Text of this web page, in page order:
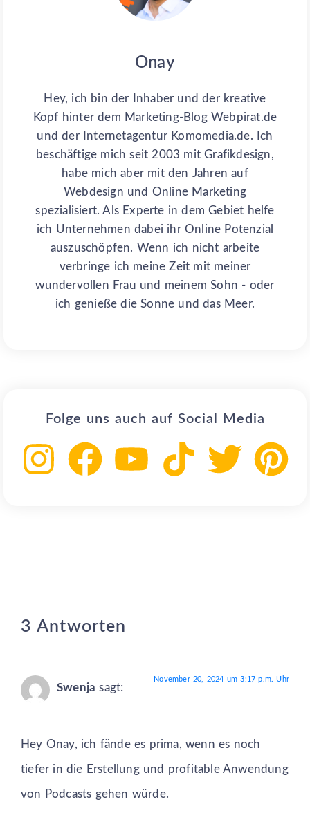
Onay
Hey, ich bin der Inhaber und der kreative
Kopf hinter dem Marketing-Blog Webpirat.de
und der Internetagentur Komomedia.de. Ich
beschäftige mich seit 2003 mit Grafikdesign,
habe mich aber mit den Jahren auf
Webdesign und Online Marketing
spezialisiert. Als Experte in dem Gebiet helfe
ich Unternehmen dabei ihr Online Potenzial
auszuschöpfen. Wenn ich nicht arbeite
verbringe ich meine Zeit mit meiner
wundervollen Frau und meinem Sohn - oder
ich genieße die Sonne und das Meer.
Folge uns auch auf Social Media
3 Antworten
Swenja sagt:
November 20, 2024 um 3:17 p.m. Uhr
Hey Onay, ich fände es prima, wenn es noch
tiefer in die Erstellung und profitable Anwendung
von Podcasts gehen würde.